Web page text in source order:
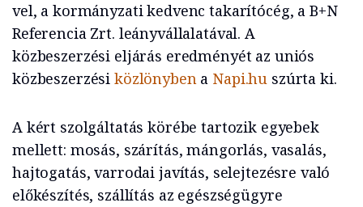
vel, a kormányzati kedvenc takarítócég, a B+N
Referencia Zrt. leányvállalatával. A
közbeszerzési eljárás eredményét az uniós
közbeszerzési közlönybena Napi.hu szúrta ki.
A kért szolgáltatás körébe tartozik egyebek
mellett: mosás, szárítás, mángorlás, vasalás,
hajtogatás, varrodai javítás, selejtezésre való
előkészítés, szállítás az egészségügyre